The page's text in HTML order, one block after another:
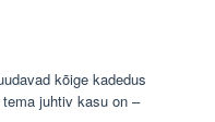
kõige kadedus
juhtiv kasu on –